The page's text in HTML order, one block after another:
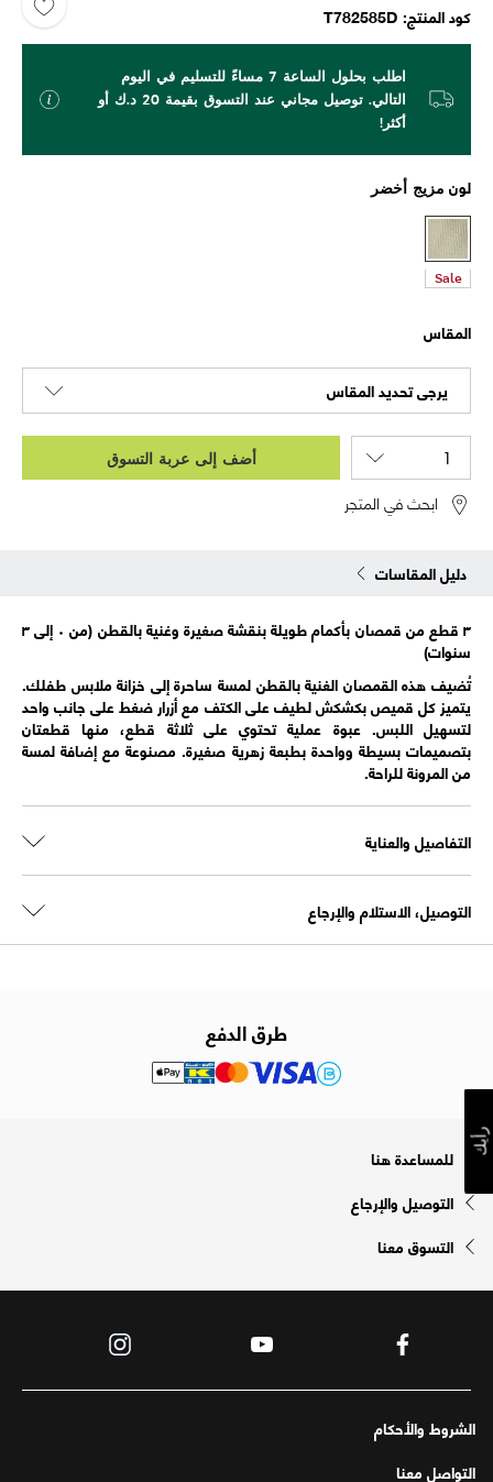
كود المنتج T782585D
اطلب بحلول الساعة 7 مساءً للتسليم في اليوم
التالي. توصيل مجاني عند التسوق بقيمة 20 د.ك أو
أكثر!
لون مزيج أخضر
Sale
المقاس
يرجى تحديد المقاس
أضف إلى عربة التسوق
ابحث في المتجر
دليل المقاسات
٣ قطع من قمصان بأكمام طويلة بنقشة صغيرة وغنية بالقطن (من ٠ إلى ٣
سنوات)
تُضيف هذه القمصان الغنية بالقطن لمسة ساحرة إلى خزانة ملابس طفلك.
يتميز كل قميص بكشكش لطيف على الكتف مع أزرار ضغط على جانب واحد
لتسهيل اللبس. عبوة عملية تحتوي على ثلاثة قطع، منها قطعتان
بتصميمات بسيطة وواحدة بطبعة زهرية صغيرة. مصنوعة مع إضافة لمسة
من المرونة للراحة.
التفاصيل والعناية
التوصيل، الاستلام والإرجاع
طرق الدفع
للمساعدة هنا
التوصيل والإرجاع
التسوق معنا
الشروط والأحكام
التواصل معنا
رأيك